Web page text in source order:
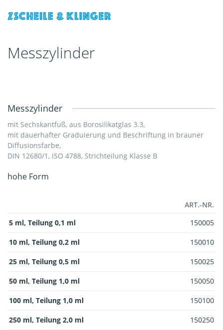
Messzylinder
Messzylinder
mit Sechskantfuß, aus Borosilikatglas 3.3,
mit dauerhafter Graduierung und Beschriftung in brauner
Diffusionsfarbe,
DIN 12680/1, ISO 4788, Strichteilung Klasse B
hohe Form
ART.-NR.
5 ml, Teilung 0,1 ml
150005
10 ml, Teilung 0,2 ml 150010
25 ml, Teilung 0,5 ml 150025
50 ml, Teilung 1,0 ml 150050
100 ml, Teilung 1,0 ml 150100
250 ml, Teilung 2,0 ml 150250